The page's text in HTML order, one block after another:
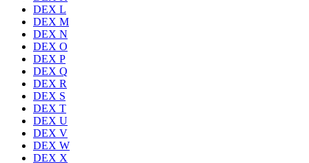
DEX L
DEX M
DEX N
DEX O
DEX P
DEX Q
DEX R
DEX S
DEX T
DEX U
DEX V
DEX W
DEX X